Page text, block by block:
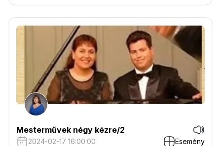
Mesterművek négy kézre/2
2024-02-17 16:00:00 Esemény